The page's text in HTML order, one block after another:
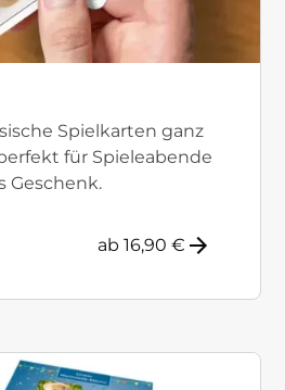
Spielkarten ganz
für Spieleabende
Geschenk.
ab 16,90 €